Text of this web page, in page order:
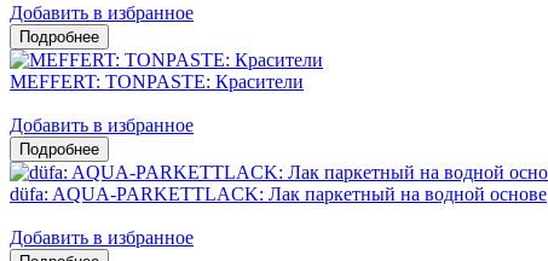
Добавить в избранное
MEFFERT: TONPASTE: Красители
Добавить в избранное
düfa: AQUA-PARKETTLACK: Лак паркетный на водной основе
Добавить в избранное